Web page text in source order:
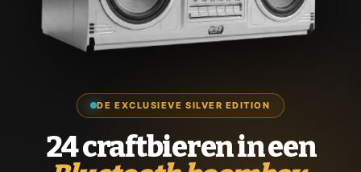
DE EXCLUSIEVE SILVER EDITION
24 craftbieren in een